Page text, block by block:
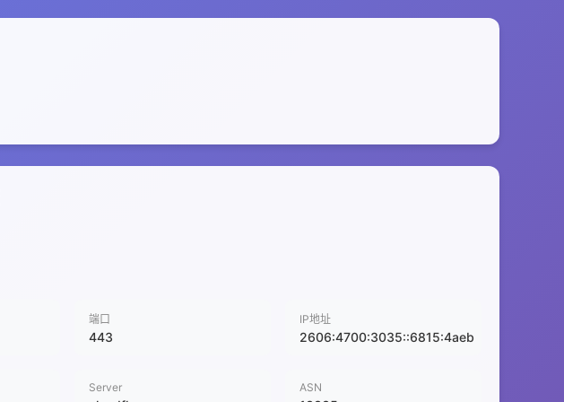
端口
443
IP地址
2606:4700:3035::6815:4aeb
Server ASN